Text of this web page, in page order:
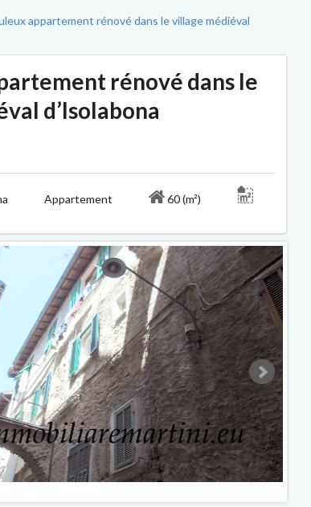
appartement rénové dans le village médiéval
rénové dans le
d’Isolabona
Appartement
60 (m²)